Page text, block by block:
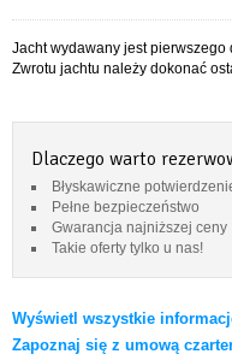
Jacht wydawany jest
Zwrotu jachtu należy dokonać
Dlaczego warto
Błyskawiczne
Pełne bezpieczeństwo
Gwarancja najniższej ceny
Takie oferty tylko u nas!
Wyświetl wszystkie
Zapoznaj się z umową